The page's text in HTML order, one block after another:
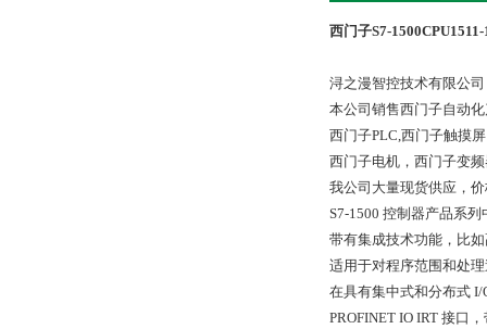
西门子S7-
浔之漫智控技术有限公
本公司销售西门子自动
西门子PLC,西门子触摸
西门子电机，西门子变
我公司大量现货供应，
S7-1500 控制器产品系
带有集成技术功能，比
适用于对程序范围和处
在具有集中式和分布式
PROFINET IO IRT 接口